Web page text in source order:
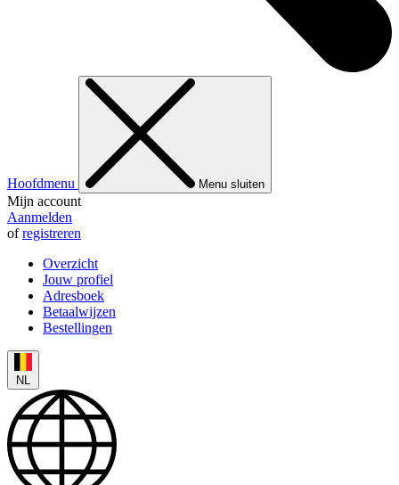
Hoofdmenu Menu sluiten
Mijn account
Aanmelden
ofregistreren
Overzicht
Jouw profiel
Adresboek
Betaalwijzen
Bestellingen
NL